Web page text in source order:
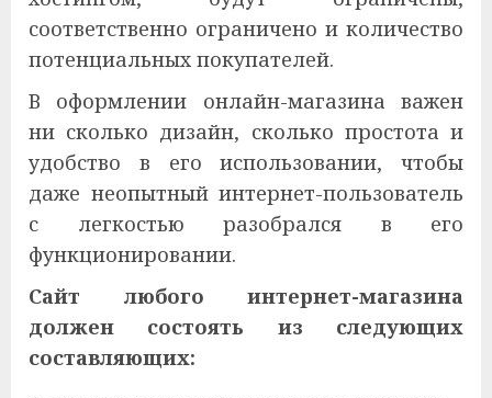
соответственно ограничено и количество
потенциальных покупателей.
В оформлении онлайн-магазина важен
ни сколько дизайн, сколько простота и
удобство в его использовании, чтобы
даже неопытный интернет-пользователь
с легкостью разобрался в его
функционировании.
Сайт любого интернет-магазина
должен состоять из следующих
составляющих: